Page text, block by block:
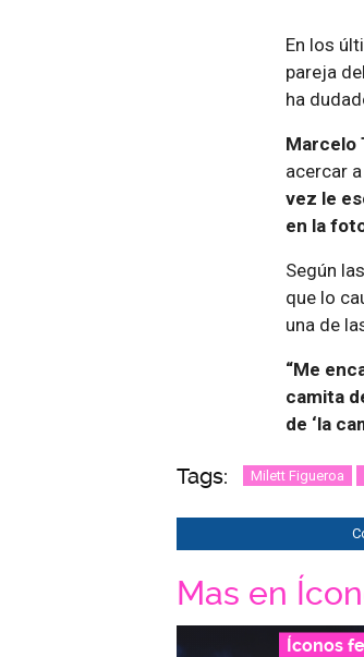
En los
pareja
ha
Marcelo
acercar a
vez le
en la
Según
que lo
una de
“Me
camita
de ‘la
Tags: Milett Figueroa
Mas en
Íconos